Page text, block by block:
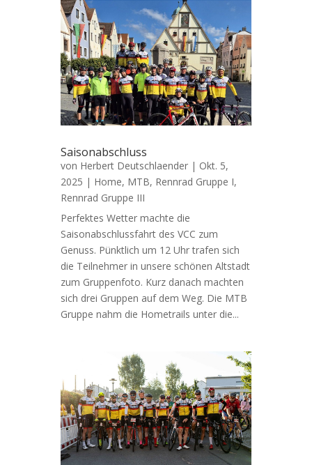
Saisonabschluss
von Herbert Deutschlaender | Okt. 5,
2025 | Home, MTB, Rennrad Gruppe I,
Rennrad Gruppe III
Perfektes Wetter machte die
Saisonabschlussfahrt des VCC zum
Genuss. Pünktlich um 12 Uhr trafen sich
die Teilnehmer in unsere schönen Altstadt
zum Gruppenfoto. Kurz danach machten
sich drei Gruppen auf dem Weg. Die MTB
Gruppe nahm die Hometrails unter die...